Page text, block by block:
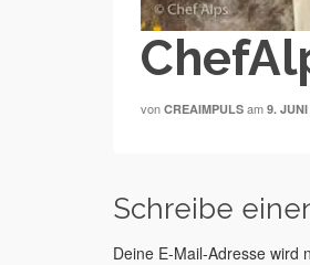
von CREAIMPULS am 9.
Schreibe
Deine E-Mail-Adresse wird